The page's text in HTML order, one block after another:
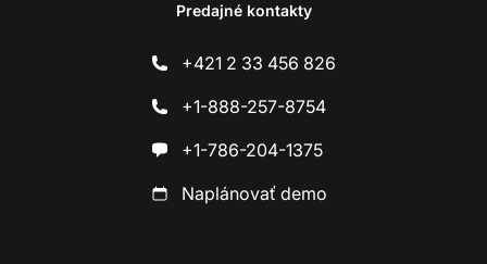
Predajné kontakty
+421 2 33 456 826
+1-888-257-8754
+1-786-204-1375
Naplánovať demo